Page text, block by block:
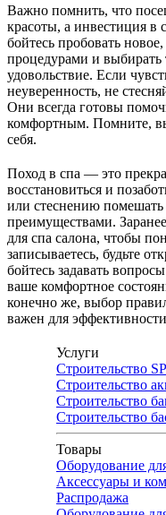
Важно помнить, что
красоты, а инвестиция в
бойтесь пробовать
процедурами и выбирать
удовольствие. Если
неуверенность, не
Они всегда готовы
комфортным. Помните,
себя.
Поход в спа — это
восстановиться и
или стеснению помешать
преимуществами.
для спа салона, чтобы
записываетесь, будьте
бойтесь задавать
ваше комфортное
конечно же, выбор
важен для
Услуги
Строительство
Строительство
Строительство
Строительство
Товары
Оборудование
Аксессуары и
Распродажа